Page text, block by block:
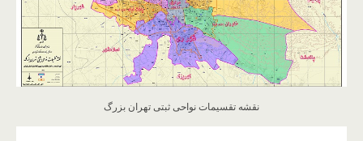
نقشه تقسیمات نواحی ثبتی تهران بزرگ